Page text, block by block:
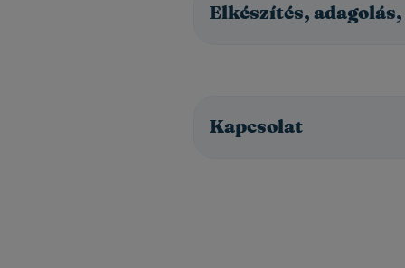
Elkészítés,
Kapcsolat